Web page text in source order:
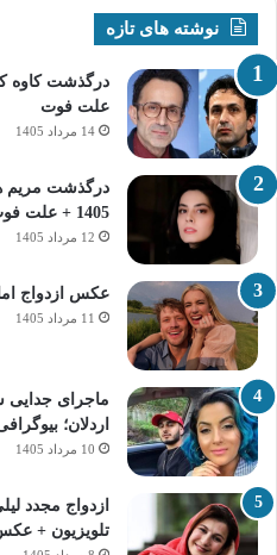
نوشته های تازه
درگذشت کاوه
علت فوت
14 مرداد 1405
1405 + علت فوت
12 مرداد 1405
عکس ازدواج
11 مرداد 1405
ماجرای جدایی
اردلان؛
10 مرداد 1405
ازدواج مجدد
تلویزیون +